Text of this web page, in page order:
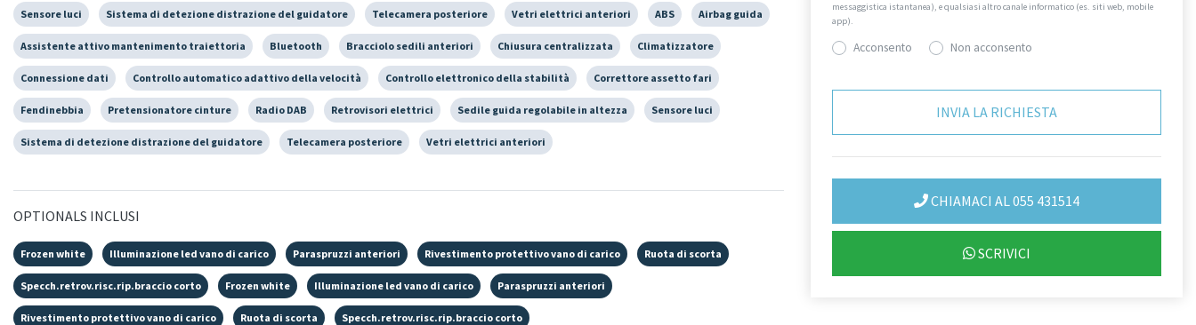
Sensore luci Sistema di detezione distrazione del guidatore Telecamera posteriore Vetri elettrici anteriori ABS Airbag guida
Assistente attivo mantenimento traiettoria Bluetooth Bracciolo sedili anteriori Chiusura centralizzata Climatizzatore
Connessione dati Controllo automatico adattivo della velocità Controllo elettronico della stabilità Correttore assetto fari
Fendinebbia Pretensionatore cinture Radio DAB Retrovisori elettrici Sedile guida regolabile in altezza Sensore luci
Sistema di detezione distrazione del guidatore Telecamera posteriore Vetri elettrici anteriori
OPTIONALS INCLUSI
Frozen white Illuminazione led vano di carico Paraspruzzi anteriori Rivestimento protettivo vano di carico Ruota di scorta
Specch.retrov.risc.rip.braccio corto Frozen white Illuminazione led vano di carico Paraspruzzi anteriori
Rivestimento protettivo vano di carico Ruota di scorta Specch.retrov.risc.rip.braccio corto
messaggistica istantanea), e qualsiasi altro canale informatico (es. siti web, mobile
app).
Acconsento Non acconsento
CHIAMACI AL 055 431514
SCRIVICI